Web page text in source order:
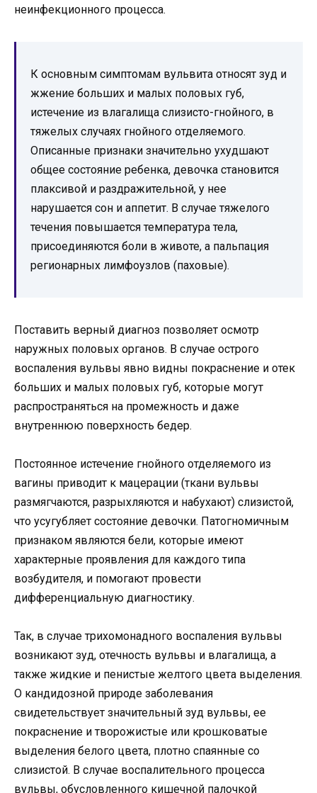
неинфекционного процесса.
К основным симптомам вульвита относят зуд и
жжение больших и малых половых губ,
истечение из влагалища слизисто-гнойного, в
тяжелых случаях гнойного отделяемого.
Описанные признаки значительно ухудшают
общее состояние ребенка, девочка становится
плаксивой и раздражительной, у нее
нарушается сон и аппетит. В случае тяжелого
течения повышается температура тела,
присоединяются боли в животе, а пальпация
регионарных лимфоузлов (паховые).
Поставить верный диагноз позволяет осмотр
наружных половых органов. В случае острого
воспаления вульвы явно видны покраснение и отек
больших и малых половых губ, которые могут
распространяться на промежность и даже
внутреннюю поверхность бедер.
Постоянное истечение гнойного отделяемого из
вагины приводит к мацерации (ткани вульвы
размягчаются, разрыхляются и набухают) слизистой,
что усугубляет состояние девочки. Патогномичным
признаком являются бели, которые имеют
характерные проявления для каждого типа
возбудителя, и помогают провести
дифференциальную диагностику.
Так, в случае трихомонадного воспаления вульвы
возникают зуд, отечность вульвы и влагалища, а
также жидкие и пенистые желтого цвета выделения.
О кандидозной природе заболевания
свидетельствует значительный зуд вульвы, ее
покраснение и творожистые или крошковатые
выделения белого цвета, плотно спаянные со
слизистой. В случае воспалительного процесса
вульвы, обусловленного кишечной палочкой